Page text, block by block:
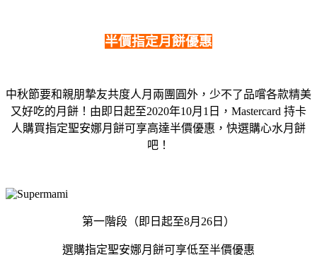
半價指定月餅優惠
中秋節要和親朋摯友共度人月兩團圓外，少不了品嚐各款精美
又好吃的月餅！由即日起至2020年10月1日，Mastercard 持卡
人購買指定聖安娜月餅可享高達半價優惠，快選購心水月餅
吧！
第一階段（即日起至8月26日）
選購指定聖安娜月餅可享低至半價優惠